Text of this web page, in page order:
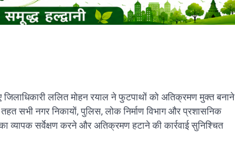
ललित मोहन रयाल ने फुटपाथों को अतिक्रमण मुक्त बनाने
सभी नगर निकायों, पुलिस, लोक निर्माण विभाग और प्रशासनिक
सर्वेक्षण करने और अतिक्रमण हटाने की कार्रवाई सुनिश्चित